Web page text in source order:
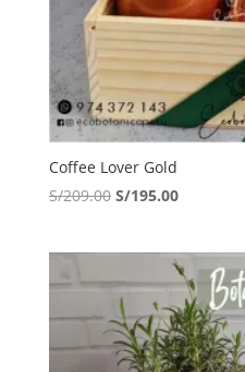
Coffee Lover Gold
S/209.00 El
S/209.00.
S/195.00El
es:
S/195.00.